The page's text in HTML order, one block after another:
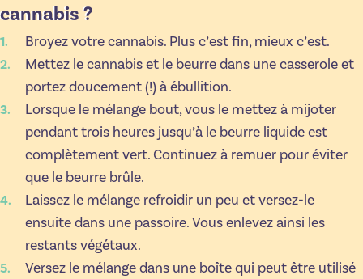
cannabis ?
Broyez votre cannabis. Plus c’est fin, mieux c’est.
Mettez le cannabis et le beurre dans une casserole et
portez doucement (!) à ébullition.
Lorsque le mélange bout, vous le mettez à mijoter
pendant trois heures jusqu’à le beurre liquide est
complètement vert. Continuez à remuer pour éviter
que le beurre brûle.
Laissez le mélange refroidir un peu et versez-le
ensuite dans une passoire. Vous enlevez ainsi les
restants végétaux.
Versez le mélange dans une boîte qui peut être utilisé